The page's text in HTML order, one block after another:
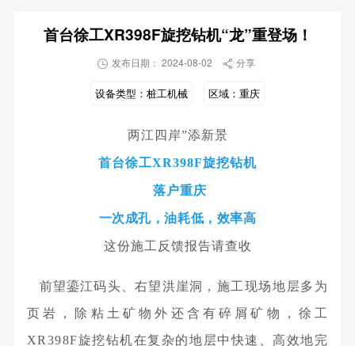
首台徐工XR398F旋挖钻机“龙”重登场！
 发布日期： 2024-08-02  分享
设备类型： 桩工机械 区域： 重庆
两江四岸”添新景
首台徐工XR398F旋挖钻机
落户重庆
一次成孔，油耗低，效率高
这份施工反馈报告请查收
前望鎏江码头、右望洪崖洞， 施工现场地层多为
页岩，除粘土矿物外还含有碎屑矿物，徐工
XR398F旋挖钻机在复杂的地层中快速、高效地完